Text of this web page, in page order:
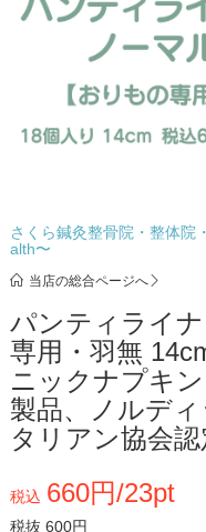
さくら鍼灸整骨院・整体院
alth〜
当店の総合ページへ
パンティライ
専用・羽無
ニックナプキ
製品、ノルデ
タリアン協会認
税込 660円/23pt
税抜 600円